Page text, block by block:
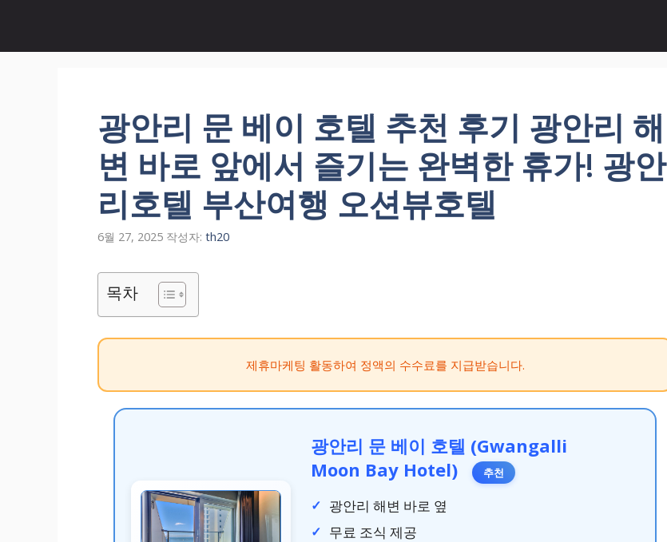
츠
광안리 문 베이 호텔 추천 후기 광안리 해
변 바로 앞에서 즐기는 완벽한 휴가! 광안
리호텔 부산여행 오션뷰호텔
6월 27, 2025 작성자: th20
목차
제휴마케팅 활동하여 정액의 수수료를 지급받습니다.
광안리 문 베이 호텔 (Gwangalli
Moon Bay Hotel)
추천
광안리 해변 바로 옆
무료 조식 제공